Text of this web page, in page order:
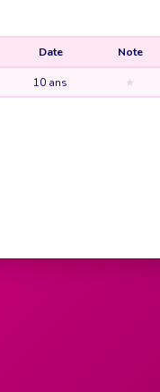
Date Note
10 ans ★